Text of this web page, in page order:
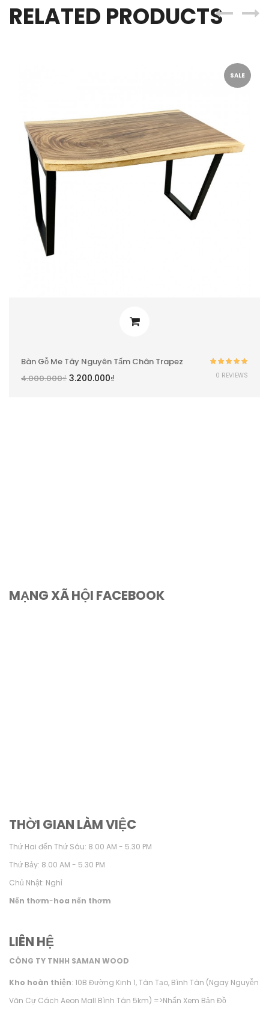
RELATED PRODUCTS
SALE
Bàn Gỗ Me Tây Nguyên Tấm Chân Trapez
4.000.000₫ 3.200.000₫
hạng5.00 5
0 REVIEWS
MẠNG XÃ HỘI FACEBOOK
THỜI GIAN LÀM VIỆC
Thứ Hai đến Thứ Sáu: 8.00 AM - 5.30 PM
Thứ Bảy: 8.00 AM - 5.30 PM
Chủ Nhật: Nghỉ
Nến thơm-hoa nến thơm
LIÊN HỆ
CÔNG TY TNHH SAMAN WOOD
Kho hoàn thiện: 10B Đường Kinh 1, Tân Tạo, Bình Tân (Ngay Nguyễn
Văn Cự Cách Aeon Mall Bình Tân 5km) =>Nhấn Xem Bản Đồ